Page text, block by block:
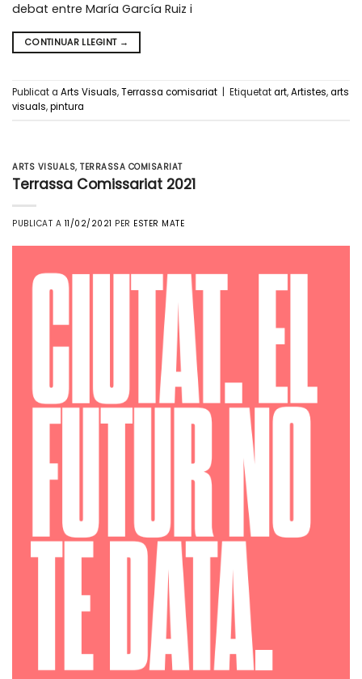
debat entre María García Ruiz i
CONTINUAR LLEGINT →
Publicat a Arts Visuals,Terrassa comisariat Etiquetatart,Artistes,arts
visuals,pintura
ARTS VISUALS,TERRASSA COMISARIAT
Terrassa Comissariat 2021
PUBLICAT A 11/02/2021 PER ESTER MATE